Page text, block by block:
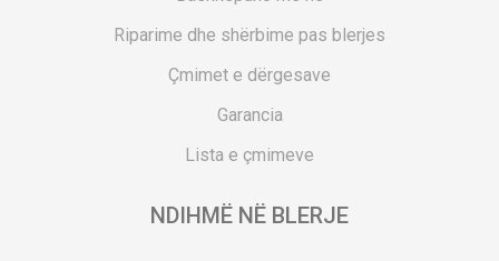
Riparime dhe shërbime pas blerjes
Çmimet e dërgesave
Garancia
Lista e çmimeve
NDIHMË NË BLERJE